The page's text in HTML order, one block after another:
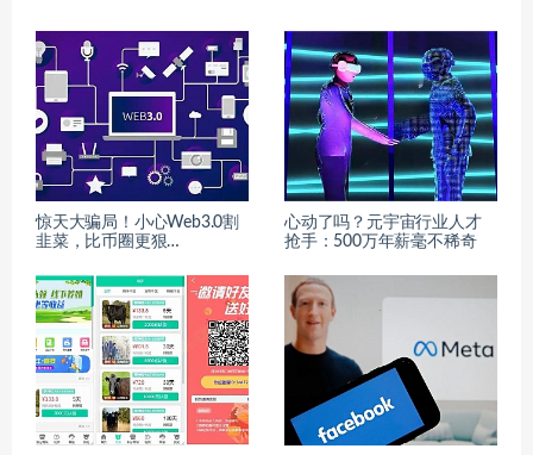
惊天大骗局！小心Web3.0割
韭菜，比币圈更狠…
心动了吗？元宇宙行业人才
抢手：500万年薪毫不稀奇